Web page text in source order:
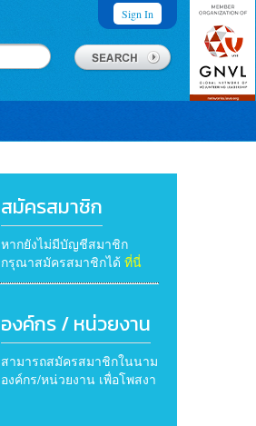
Sign In
สมัครสมาชิก
หากยังไม่มีบัญชีสมาชิก
กรุณาสมัครสมาชิกได้ ที่นี่
องค์กร / หน่วยงาน
สามารถสมัครสมาชิกในนาม
องค์กร/หน่วยงาน เพื่อโพสงา